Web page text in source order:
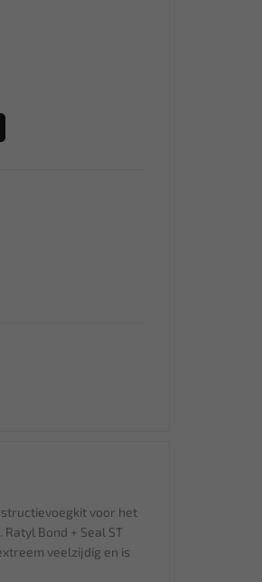
voor het
. Ratyl Bond + Seal ST
veelzijdig en is